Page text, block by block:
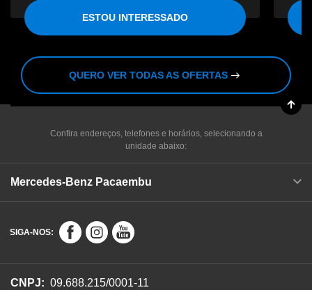
ESTOU INTERESSADO
QUERO VER TODAS AS OFERTAS
Confira endereços, telefones e horários, selecionando a
unidade abaixo:
Mercedes-Benz Pacaembu
SIGA-NOS:
CNPJ: 09.688.215/0001-11